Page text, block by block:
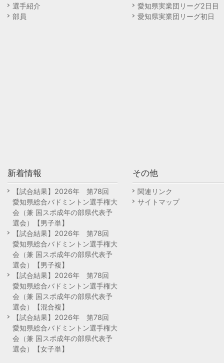
選手紹介
部員
愛知県実業団リーグ2日目
愛知県実業団リーグ初日
新着情報
【試合結果】2026年 第78回
愛知県総合バドミントン選手権大
会（兼 国スポ成年の部県代表予
選会）【男子単】
【試合結果】2026年 第78回
愛知県総合バドミントン選手権大
会（兼 国スポ成年の部県代表予
選会）【男子複】
【試合結果】2026年 第78回
愛知県総合バドミントン選手権大
会（兼 国スポ成年の部県代表予
選会）【混合複】
【試合結果】2026年 第78回
愛知県総合バドミントン選手権大
会（兼 国スポ成年の部県代表予
選会）【女子単】
その他
関連リンク
サイトマップ